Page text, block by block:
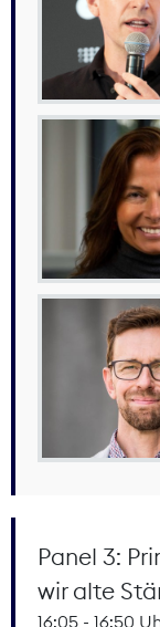
Panel 3:
wir alte
16:05 - 16:50